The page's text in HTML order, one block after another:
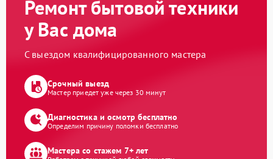
Ремонт бытовой техники
у Вас дома
С выездом квалифицированного мастера
Срочный выезд
Мастер приедет уже через 30 минут
Диагностика и осмотр бесплатно
Определим причину поломки бесплатно
Мастера со стажем 7+ лет